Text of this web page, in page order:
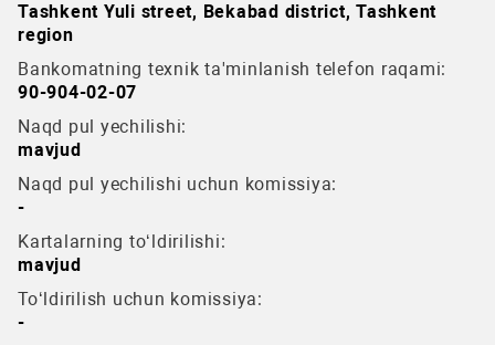
Tashkent Yuli street, Bekabad district, Tashkent
region
Bankomatning texnik ta'minlanish telefon raqami:
90-904-02-07
Naqd pul yechilishi:
mavjud
Naqd pul yechilishi uchun komissiya:
-
Kartalarning to‘ldirilishi:
mavjud
To‘ldirilish uchun komissiya:
-